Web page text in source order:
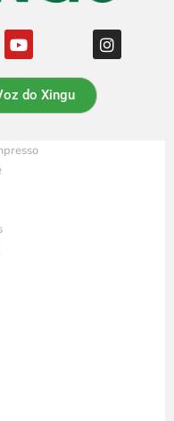
do Xingu